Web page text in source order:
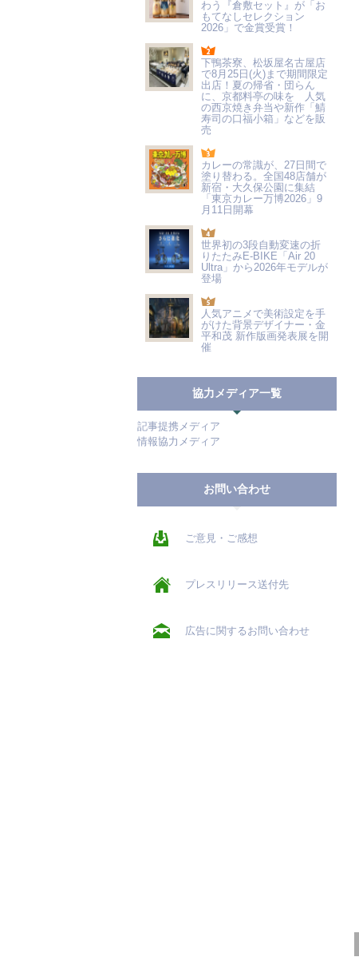
わう『倉敷セット』が「お
もてなしセレクション
2026」で金賞受賞！
下鴨茶寮、松坂屋名古屋店
で8月25日(火)まで期間限定
出店！夏の帰省・団らん
に、京都料亭の味を 人気
の西京焼き弁当や新作「鯖
寿司の口福小箱」などを販
売
カレーの常識が、27日間で
塗り替わる。全国48店舗が
新宿・大久保公園に集結
「東京カレー万博2026」9
月11日開幕
世界初の3段自動変速の折
りたたみE-BIKE「Air 20
Ultra」から2026年モデルが
登場
人気アニメで美術設定を手
がけた背景デザイナー・金
平和茂 新作版画発表展を開
催
協力メディア一覧
記事提携メディア
情報協力メディア
お問い合わせ
ご意見・ご感想
プレスリリース送付先
広告に関するお問い合わせ